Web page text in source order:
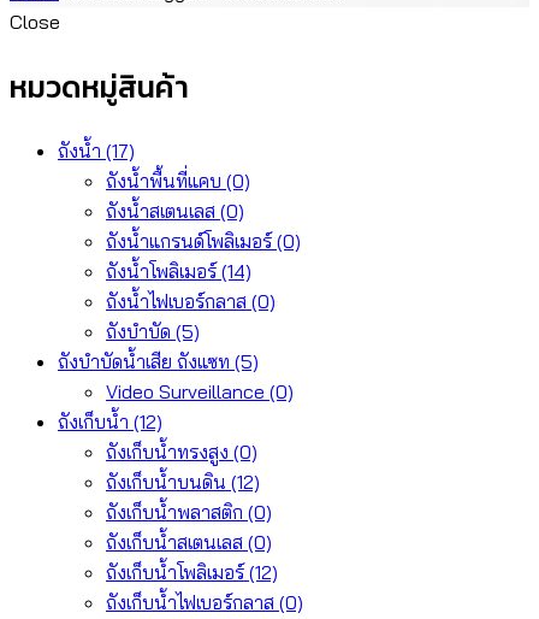
Close
หมวดหมู่สินค้า
ถังน้ำ (17)
ถังน้ำพื้นที่แคบ (0)
ถังน้ำสเตนเลส (0)
ถังน้ำแกรนด์โพลิเมอร์(0)
ถังน้ำโพลิเมอร์(14)
ถังน้ำไฟเบอร์กลาส (0)
ถังบำบัด (5)
ถังบำบัดน้ำเสีย ถังแซท (5)
Video Surveillance (0)
ถังเก็บน้ำ (12)
ถังเก็บน้ำทรงสูง (0)
ถังเก็บน้ำบนดิน (12)
ถังเก็บน้ำพลาสติก (0)
ถังเก็บน้ำสเตนเลส (0)
ถังเก็บน้ำโพลิเมอร์(12)
ถังเก็บน้ำไฟเบอร์กลาส (0)